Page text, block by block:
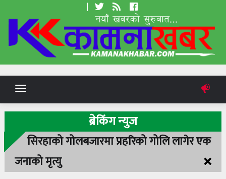
|
Toggle
navigation
ब्रेकिंग न्युज
सिरहाको गोलबजारमा प्रहरिको गोलि लागेर एक
जनाको मृत्यु
×